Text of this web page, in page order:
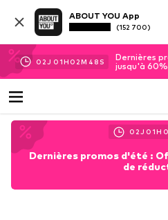
ABOUT YOU App
(152 700)
02J 01H 02M 45 S
Dernières
jusqu'à
02J 01H
Dernières promos d'été :
de